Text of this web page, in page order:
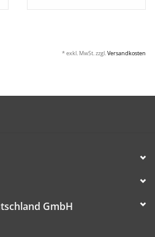
* exkl. MwSt. zzgl.Versandkosten
GmbH